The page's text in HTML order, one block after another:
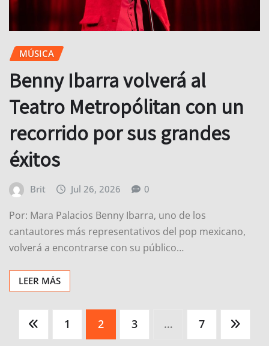
MÚSICA
Benny Ibarra volverá al
Teatro Metropólitan con un
recorrido por sus grandes
éxitos
Brit Jul 26, 2026 0
Por: Mara Palacios Benny Ibarra, uno de los
cantautores más representativos del pop mexicano,
volverá a encontrarse con su público…
LEER MÁS
1 2 3 … 7